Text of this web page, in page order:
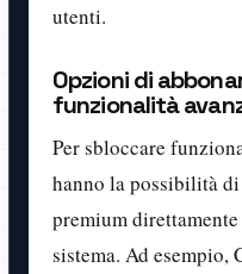
utenti.
Opzioni di
funzionalità
Per sbloccare
hanno la possibilità
premium
sistema. Ad esempio,